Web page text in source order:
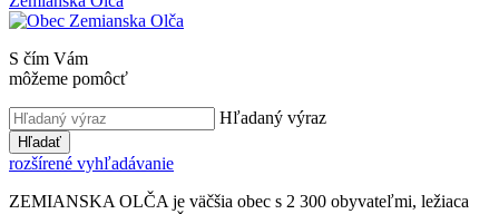
S čím Vám
môžeme pomôcť
Hľadaný výraz
Hľadať
rozšírené vyhľadávanie
ZEMIANSKA OLČA je väčšia obec s 2 300 obyvateľmi, ležiaca